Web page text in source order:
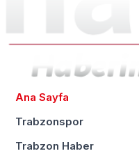
Ana Sayfa
Trabzonspor
Trabzon Haber